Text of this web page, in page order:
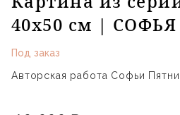
40х50 см |
Под заказ
Авторская работа Софьи